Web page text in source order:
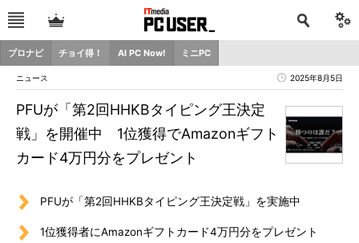
プロナビ チョイ得！ AI PC Now! ミニPC
ニュース 2025年8月5日
PFUが「第2回HHKBタイピング王決定
戦」を開催中 1位獲得でAmazonギフト
カード4万円分をプレゼント
PFUが「第2回HHKBタイピング王決定戦」を実施中
1位獲得者にAmazonギフトカード4万円分をプレゼント